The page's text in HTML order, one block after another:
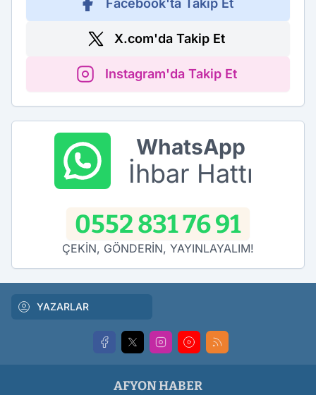
Facebook'ta Takip Et
X.com'da Takip Et
Instagram'da Takip Et
WhatsApp
İhbar Hattı
0552 831 76 91
ÇEKİN, GÖNDERİN, YAYINLAYALIM!
YAZARLAR
AFYON HABER